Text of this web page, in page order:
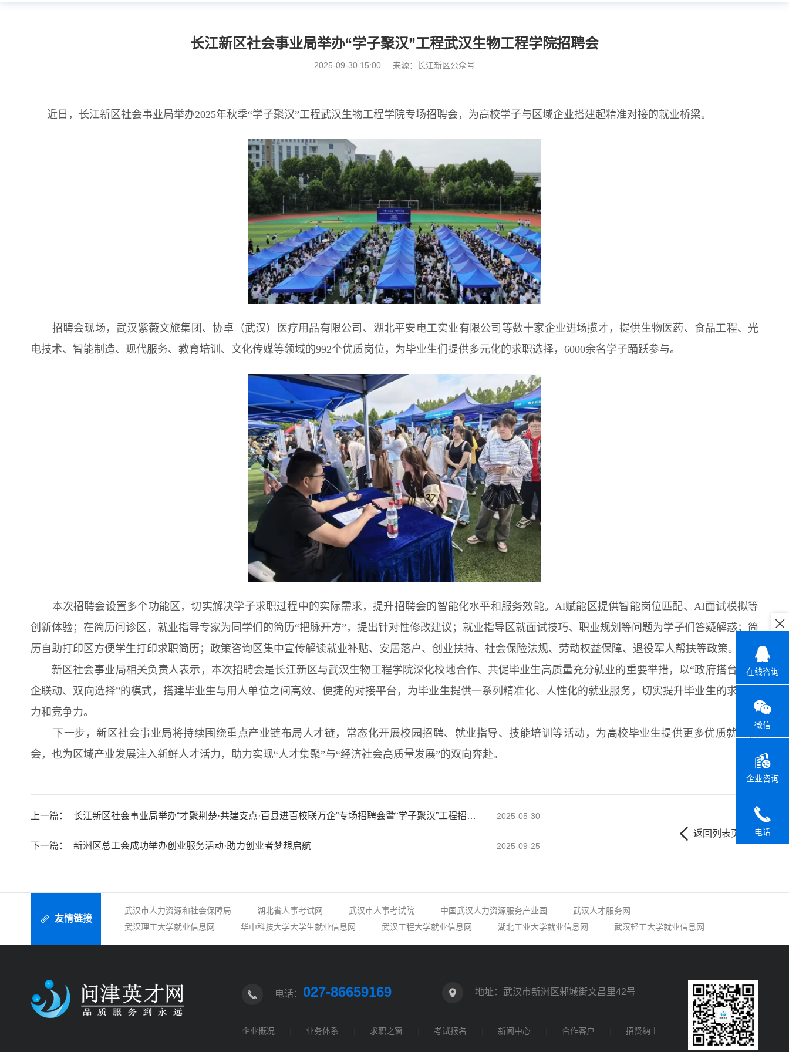
长江新区社会事业局举办“学子聚汉”工程武汉生物工程学院招聘会
2025-09-30 15:00 来源：长江新区公众号
近日，长江新区社会事业局举办2025年秋季“学子聚汉”工程武汉生物工程学院专场招聘会，为高校学子与区域企业搭建起精准对接的就业桥梁。
招聘会现场，武汉紫薇文旅集团、协卓（武汉）医疗用品有限公司、湖北平安电工实业有限公司等数十家企业进场揽才，提供生物医药、食品工程、光
电技术、智能制造、现代服务、教育培训、文化传媒等领域的992个优质岗位，为毕业生们提供多元化的求职选择，6000余名学子踊跃参与。
本次招聘会设置多个功能区，切实解决学子求职过程中的实际需求，提升招聘会的智能化水平和服务效能。Al赋能区提供智能岗位匹配、AI面试模拟等
创新体验；在简历问诊区，就业指导专家为同学们的简历“把脉开方”，提出针对性修改建议；就业指导区就面试技巧、职业规划等问题为学子们答疑解惑；简
历自助打印区方便学生打印求职简历；政策咨询区集中宣传解读就业补贴、安居落户、创业扶持、社会保险法规、劳动权益保障、退役军人帮扶等政策。
新区社会事业局相关负责人表示，本次招聘会是长江新区与武汉生物工程学院深化校地合作、共促毕业生高质量充分就业的重要举措，以“政府搭台、校
企联动、双向选择”的模式，搭建毕业生与用人单位之间高效、便捷的对接平台，为毕业生提供一系列精准化、人性化的就业服务，切实提升毕业生的求职能
力和竞争力。
下一步，新区社会事业局将持续围绕重点产业链布局人才链，常态化开展校园招聘、就业指导、技能培训等活动，为高校毕业生提供更多优质就业机
会，也为区域产业发展注入新鲜人才活力，助力实现“人才集聚”与“经济社会高质量发展”的双向奔赴。
上一篇： 长江新区社会事业局举办“才聚荆楚·共建支点·百县进百校联万企”专场招聘会暨“学子聚汉”工程招聘活动 2025-05-30
下一篇： 新洲区总工会成功举办创业服务活动·助力创业者梦想启航 2025-09-25
返回列表页
友情链接
武汉市人力资源和社会保障局 湖北省人事考试网 武汉市人事考试院 中国武汉人力资源服务产业园
武汉人才服务网
武汉理工大学就业信息网
华中科技大学大学生就业信息网 武汉工程大学就业信息网 湖北工业大学就业信息网 武汉轻工大学就业信息网
电话： 027-86659169 地址：武汉市新洲区邾城街文昌里42号
企业概况 业务体系 求职之窗 考试报名 新闻中心 合作客户 招贤纳士
在线咨询
微信
企业咨询
电话